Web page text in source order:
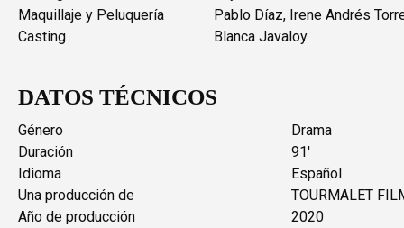
Maquillaje y Peluquería
Pablo Díaz, Irene Andrés
Casting
Blanca Javaloy
DATOS TÉCNICOS
Género
Drama
Duración
91'
Idioma
Español
Una producción de
TOURMALET
Año de producción
2020